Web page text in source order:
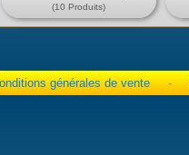
(10 Produits)
générales de vente -